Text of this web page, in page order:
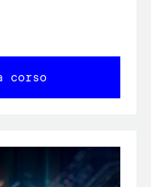
corso